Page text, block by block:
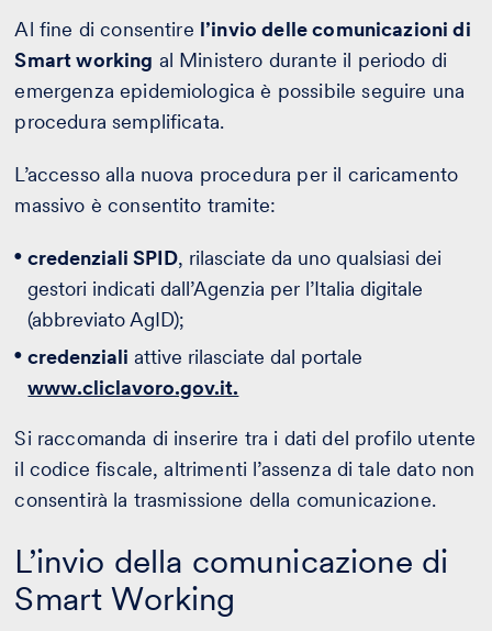
Al fine di consentire l’invio delle comunicazioni di
Smart working al Ministero durante il periodo di
emergenza epidemiologica è possibile seguire una
procedura semplificata.
L’accesso alla nuova procedura per il caricamento
massivo è consentito tramite:
credenziali SPID, rilasciate da uno qualsiasi dei
gestori indicati dall’Agenzia per l’Italia digitale
(abbreviato AgID);
credenziali attive rilasciate dal portale
www.cliclavoro.gov.it.
Si raccomanda di inserire tra i dati del profilo utente
il codice fiscale, altrimenti l’assenza di tale dato non
consentirà la trasmissione della comunicazione.
L’invio della comunicazione di
Smart Working